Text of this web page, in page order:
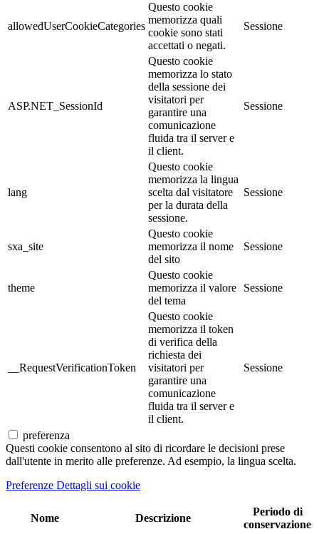
allowedUserCookieCategories
Questo cookie
memorizza quali
cookie sono stati
accettati o negati.
Sessione
ASP.NET_SessionId
Questo cookie
memorizza lo stato
della sessione dei
visitatori per
garantire una
comunicazione
fluida tra il server e
il client.
Sessione
lang
Questo cookie
memorizza la lingua
scelta dal visitatore
per la durata della
sessione.
Sessione
sxa_site
Questo cookie
memorizza il nome
del sito
Sessione
theme
Questo cookie
memorizza il valore
del tema
Sessione
__RequestVerificationToken
Questo cookie
memorizza il token
di verifica della
richiesta dei
visitatori per
garantire una
comunicazione
fluida tra il server e
il client.
Sessione
preferenza
Questi cookie consentono al sito di ricordare le decisioni prese
dall'utente in merito alle preferenze. Ad esempio, la lingua scelta.
Preferenze Dettagli sui cookie
Nome Descrizione
Periodo di
conservazione